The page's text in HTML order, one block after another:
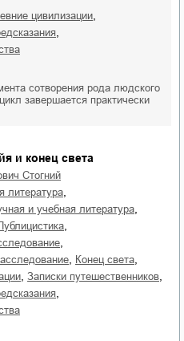
цивилизации
сотворения рода людского
завершается практически
и конец света
Стогний
литература
и учебная литература
публицистика
конец света
записки путешественников